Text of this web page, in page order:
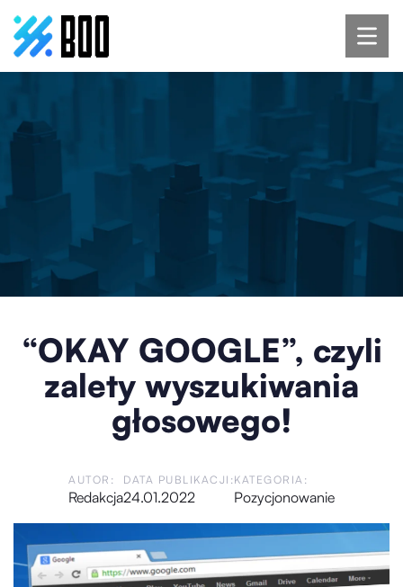
“OKAY GOOGLE”, czyli
zalety wyszukiwania
głosowego!
AUTOR:
Redakcja
DATA PUBLIKACJI:
24.01.2022
KATEGORIA:
Pozycjonowanie